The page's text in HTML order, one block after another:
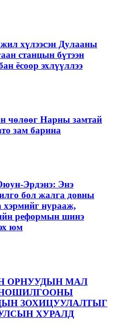
хүлээсэн Дулааны
станцын бүтээн
ёсоор эхлүүллээ
чөлөөг Нарны замтай
зам барина
Эрдэнэ: Энэ
бол жалга довны
хэрмийг нурааж,
реформын шинэ
юм
ОРНУУДЫН МАЛ
ЗОХИЦУУЛАЛТЫГ
ХУРАЛД